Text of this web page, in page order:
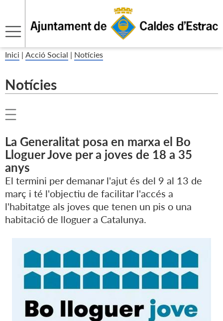
Inici | Acció Social | Notícies
Notícies
La Generalitat posa en marxa el Bo
Lloguer Jove per a joves de 18 a 35
anys
El termini per demanar l'ajut és del 9 al 13 de
març i té l'objectiu de facilitar l'accés a
l'habitatge als joves que tenen un pis o una
habitació de lloguer a Catalunya.